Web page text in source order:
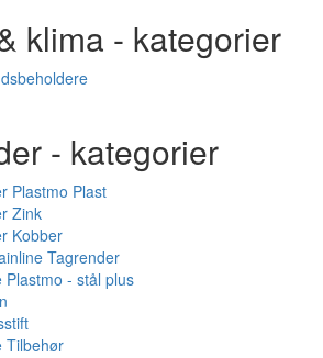
klima - kategorier
- kategorier
Plastmo Plast
Zink
Kobber
Tagrender
Plastmo - stål plus
Tilbehør